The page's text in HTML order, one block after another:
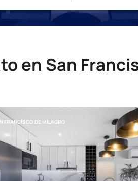
en San
FRANCISCO DE MILAGRO